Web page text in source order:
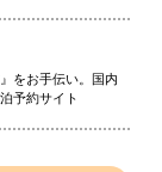
をお手伝い。国内
予約サイト